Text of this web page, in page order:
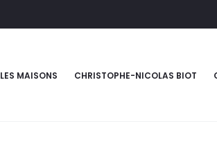
LES MAISONS CHRISTOPHE-NICOLAS BIOT